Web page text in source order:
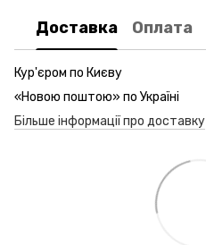
Доставка Оплата
Кур'єром по Києву
«Новою поштою» по Україні
Більше інформації про доставку